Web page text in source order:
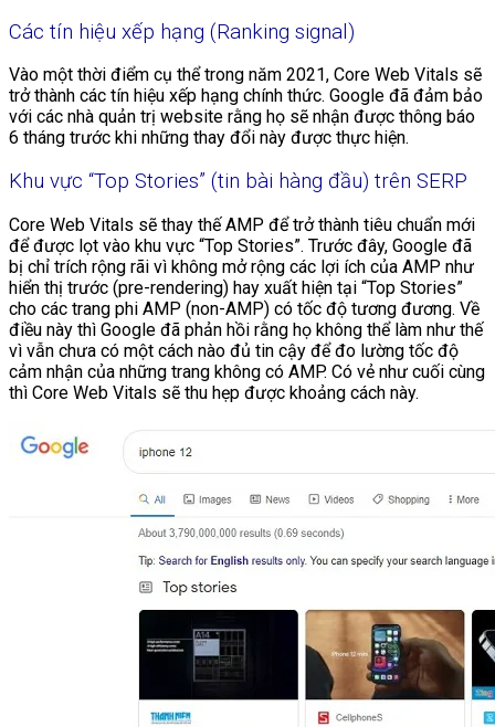
Các tín hiệu xếp hạng (Ranking signal)
Vào một thời điểm cụ thể trong năm 2021, Core Web Vitals sẽ
trở thành các tín hiệu xếp hạng chính thức. Google đã đảm bảo
với các nhà quản trị website rằng họ sẽ nhận được thông báo
6 tháng trước khi những thay đổi này được thực hiện.
Khu vực “Top Stories” (tin bài hàng đầu) trên SERP
Core Web Vitals sẽ thay thế AMP để trở thành tiêu chuẩn mới
để được lọt vào khu vực “Top Stories”. Trước đây, Google đã
bị chỉ trích rộng rãi vì không mở rộng các lợi ích của AMP như
hiển thị trước (pre-rendering) hay xuất hiện tại “Top Stories”
cho các trang phi AMP (non-AMP) có tốc độ tương đương. Về
điều này thì Google đã phản hồi rằng họ không thể làm như thế
vì vẫn chưa có một cách nào đủ tin cậy để đo lường tốc độ
cảm nhận của những trang không có AMP. Có vẻ như cuối cùng
thì Core Web Vitals sẽ thu hẹp được khoảng cách này.